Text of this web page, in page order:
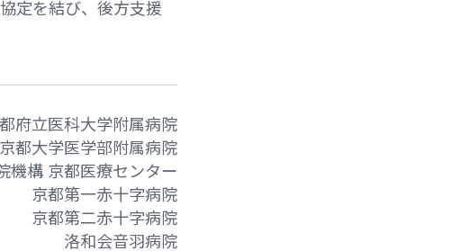
定を結び、後方支援
府立医科大学附属病院
京都大学医学部附属病院
機構 京都医療センター
京都第一赤十字病院
京都第二赤十字病院
洛和会音羽病院